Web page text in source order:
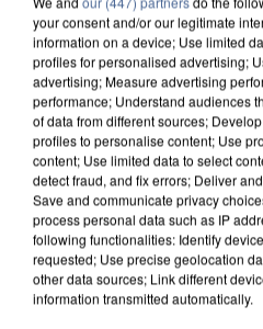
APRÈS TOUTES CES
DE FAUNE SAUVAGE
your consent and/or our legitimate
information on a device; Use limited
profiles for personalised advertising;
advertising; Measure advertising
performance; Understand audiences
of data from different sources;
profiles to personalise content; Use
content; Use limited data to select
detect fraud, and fix errors; Deliver
Save and communicate privacy
process personal data such as IP
following functionalities: Identify
requested; Use precise geolocation
other data sources; Link different
information transmitted automatically.